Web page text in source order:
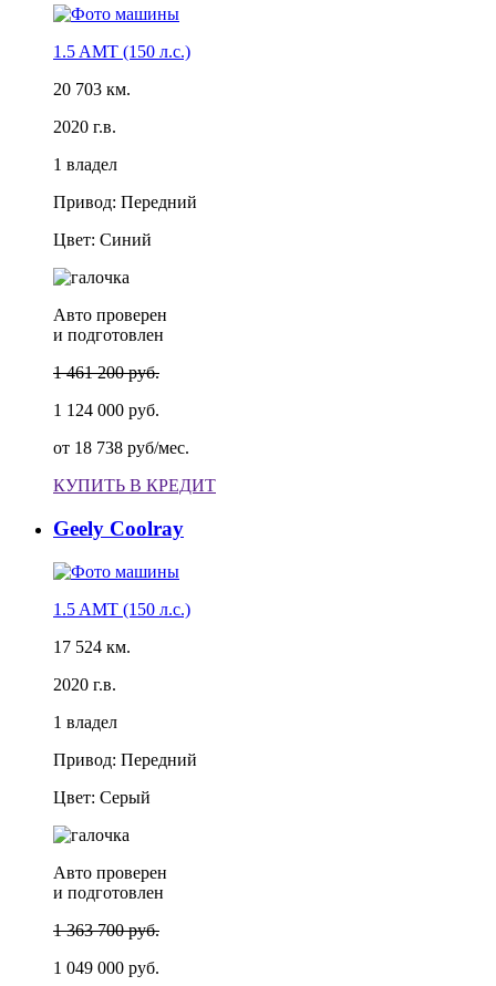
1.5 AMT (150 л.с.)
20 703 км.
2020 г.в.
1 владел
Привод: Передний
Цвет: Синий
Авто проверен
и подготовлен
1 461 200 руб.
1 124 000 руб.
от 18 738 руб/мес.
КУПИТЬ В КРЕДИТ
Geely Coolray
1.5 AMT (150 л.с.)
17 524 км.
2020 г.в.
1 владел
Привод: Передний
Цвет: Серый
Авто проверен
и подготовлен
1 363 700 руб.
1 049 000 руб.